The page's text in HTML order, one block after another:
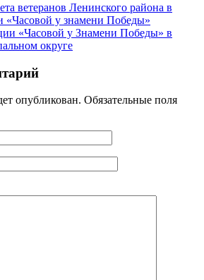
ветеранов Ленинского района в
«Часовой у знамени Победы»
«Часовой у Знамени Победы» в
округе
опубликован. Обязательные поля